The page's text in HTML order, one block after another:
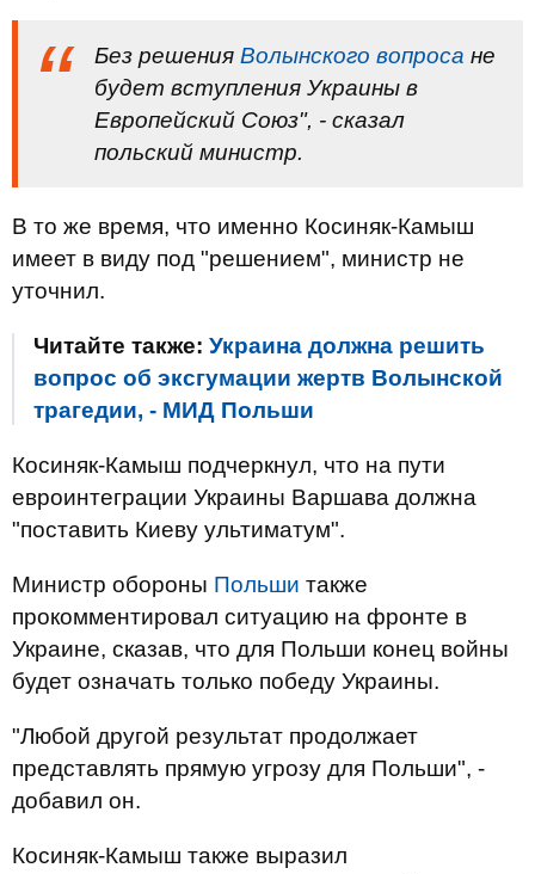
Без решения Волынского вопроса не
будет вступления Украины в
Европейский Союз", - сказал
польский министр.
В то же время, что именно Косиняк-Камыш
имеет в виду под "решением", министр не
уточнил.
Читайте также: Украина должна решить
вопрос об эксгумации жертв Волынской
трагедии, - МИД Польши
Косиняк-Камыш подчеркнул, что на пути
евроинтеграции Украины Варшава должна
"поставить Киеву ультиматум".
Министр обороны Польши также
прокомментировал ситуацию на фронте в
Украине, сказав, что для Польши конец войны
будет означать только победу Украины.
"Любой другой результат продолжает
представлять прямую угрозу для Польши", -
добавил он.
Косиняк-Камыш также выразил